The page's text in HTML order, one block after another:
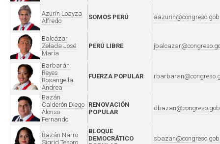
Azurín Loayza
Alfredo
SOMOS PERÚ
Balcázar
Zelada José
María
PERÚ LIBRE
Barbarán
Reyes
Rosangella
Andrea
FUERZA POPULAR
Bazán
Calderón Diego
Alonso
Fernando
RENOVACIÓN
POPULAR
Bazán Narro
Sigrid Tesoro
BLOQUE
DEMOCRÁTICO